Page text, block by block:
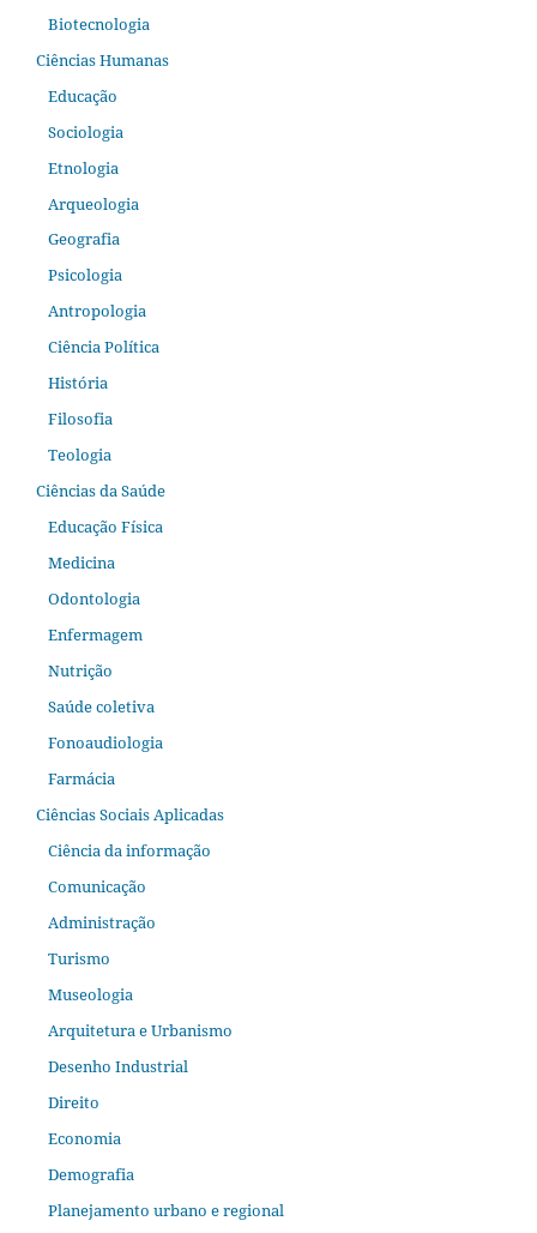
Biotecnologia
Ciências Humanas
Educação
Sociologia
Etnologia
Arqueologia
Geografia
Psicologia
Antropologia
Ciência Política
História
Filosofia
Teologia
Ciências da Saúde
Educação Física
Medicina
Odontologia
Enfermagem
Nutrição
Saúde coletiva
Fonoaudiologia
Farmácia
Ciências Sociais Aplicadas
Ciência da informação
Comunicação
Administração
Turismo
Museologia
Arquitetura e Urbanismo
Desenho Industrial
Direito
Economia
Demografia
Planejamento urbano e regional